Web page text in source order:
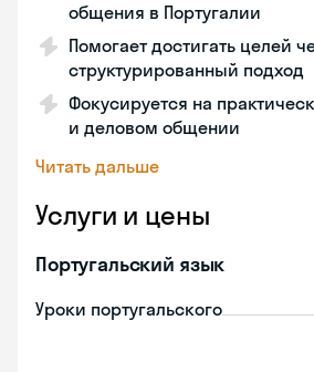
общения в Португалии
Помогает достигать целей
структурированный подход
Фокусируется на
и деловом общении
Читать дальше
Услуги и цены
Португальский язык
Уроки португальского